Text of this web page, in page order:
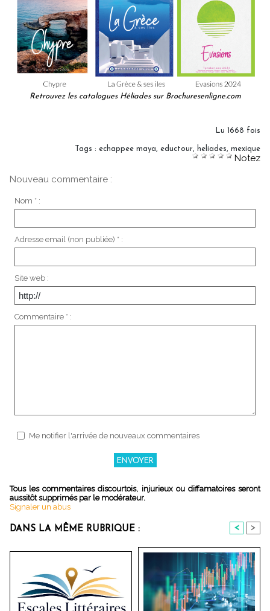
Retrouvez les catalogues Héliades sur Brochuresenligne.com
Lu 1668 fois
Tags : echappee maya, eductour, heliades, mexique
Notez
Nouveau commentaire :
Nom * :
Adresse email (non publiée) * :
Site web :
Commentaire * :
Me notifier l'arrivée de nouveaux commentaires
Tous les commentaires discourtois, injurieux ou diffamatoires seront
aussitôt supprimés par le modérateur.
Signaler un abus
DANS LA MÊME RUBRIQUE : < >